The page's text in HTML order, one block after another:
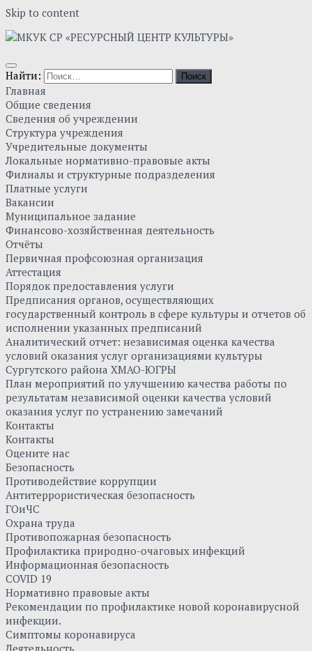
Skip to content
Найти:
Главная
Общие сведения
Сведения об учреждении
Структура учреждения
Учредительные документы
Локальные нормативно-правовые акты
Филиалы и структурные подразделения
Платные услуги
Вакансии
Муниципальное задание
Финансово-хозяйственная деятельность
Отчёты
Первичная профсоюзная организация
Аттестация
Порядок предоставления услуги
Предписания органов, осуществляющих
государственный контроль в сфере культуры и отчетов об
исполнении указанных предписаний
Аналитический отчет: независимая оценка качества
условий оказания услуг организациями культуры
Сургутского района ХМАО-ЮГРЫ
План мероприятий по улучшению качества работы по
результатам независимой оценки качества условий
оказания услуг по устранению замечаний
Контакты
Контакты
Оцените нас
Безопасность
Противодействие коррупции
Антитеррористическая безопасность
ГОиЧС
Охрана труда
Противопожарная безопасность
Профилактика природно-очаговых инфекций
Информационная безопасность
COVID 19
Нормативно правовые акты
Рекомендации по профилактике новой коронавирусной
инфекции.
Симптомы коронавируса